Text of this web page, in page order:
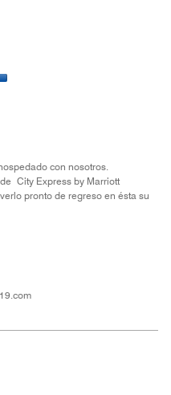
con nosotros.
City Express by Marriott
pronto de regreso en ésta su